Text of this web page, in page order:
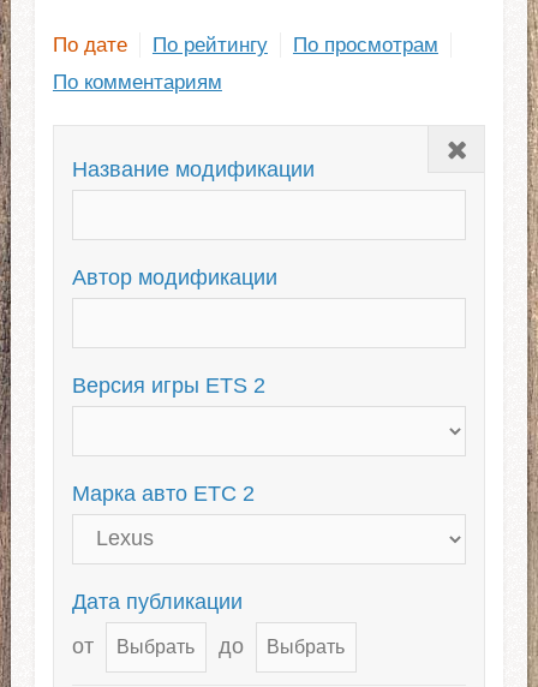
По дате По рейтингу
По просмотрам
По комментариям
Закрыть
Название модификации
Автор модификации
Версия игры ETS 2
Марка авто ЕТС 2
Дата публикации
от
до